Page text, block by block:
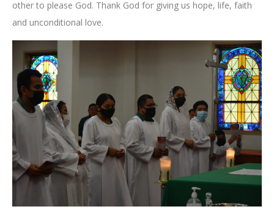
other to please God. Thank God for giving us hope, life, faith
and unconditional love.